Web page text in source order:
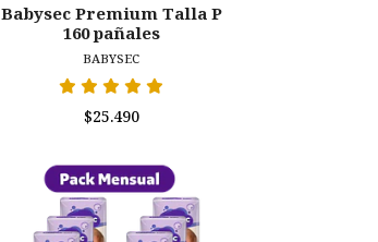
Babysec Premium Talla P
160 pañales
BABYSEC
$25.490